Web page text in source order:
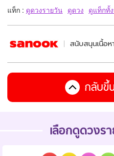
แท็ก : ดูดวงรายวัน ดูดวง ดูแท็กทั้
สนับสนุนเนื้อห
กลับขึ้
เลือกดูดวงร